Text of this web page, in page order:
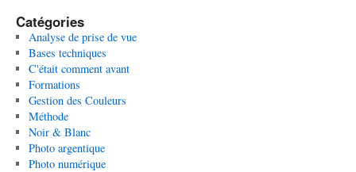
Catégories
Analyse de prise de vue
Bases techniques
C'était comment avant
Formations
Gestion des Couleurs
Méthode
Noir & Blanc
Photo argentique
Photo numérique